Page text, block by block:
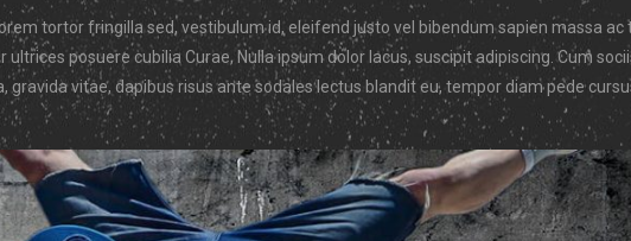
tortor fringilla sed, vestibulum id, eleifend justo vel bibendum sapien massa
posuere cubilia Curae, Nulla ipsum dolor lacus, suscipit adipiscing. Cum
gravida vitae, dapibus risus ante sodales lectus blandit eu, tempor diam pede